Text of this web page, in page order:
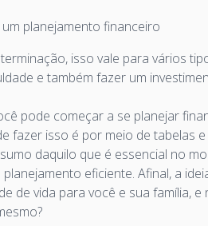
planejamento financeiro
isso vale para vários
e também fazer um
pode começar a se planejar
fazer isso é por meio de tabelas
daquilo que é essencial no
eficiente. Afinal, a
de vida para você e sua família, e